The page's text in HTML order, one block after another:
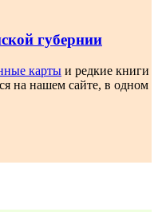
губернии
карты и редкие книги
на нашем сайте, в одном